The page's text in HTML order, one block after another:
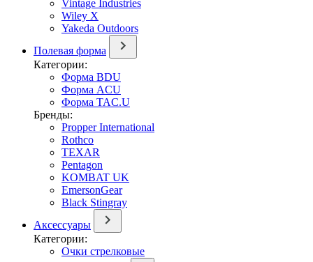
Vintage Industries
Wiley X
Yakeda Outdoors
Полевая форма
Категории:
Форма BDU
Форма ACU
Форма TAC.U
Бренды:
Propper International
Rothco
TEXAR
Pentagon
KOMBAT UK
EmersonGear
Black Stingray
Аксессуары
Категории:
Очки стрелковые